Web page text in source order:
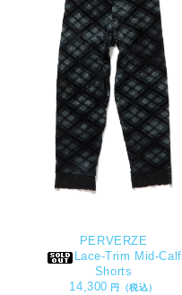
PERVERZE
Lace-Trim Mid-Calf
Shorts
14,300 円（税込）